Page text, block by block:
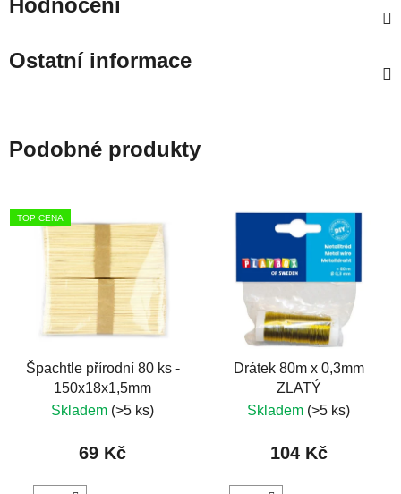
Ostatní informace
Podobné produkty
TOP CENA
Špachtle přírodní 80 ks -
150x18x1,5mm
Skladem (>5 ks)
69 Kč
Drátek 80m x 0,3mm
ZLATÝ
Skladem (>5 ks)
104 Kč